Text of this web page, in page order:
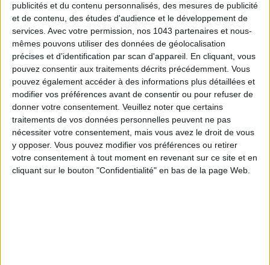
publicités et du contenu personnalisés, des mesures de publicité
et de contenu, des études d'audience et le développement de
services. Avec votre permission, nos 1043 partenaires et nous-
mêmes pouvons utiliser des données de géolocalisation
précises et d’identification par scan d'appareil. En cliquant, vous
pouvez consentir aux traitements décrits précédemment. Vous
pouvez également accéder à des informations plus détaillées et
modifier vos préférences avant de consentir ou pour refuser de
donner votre consentement. Veuillez noter que certains
traitements de vos données personnelles peuvent ne pas
nécessiter votre consentement, mais vous avez le droit de vous
y opposer. Vous pouvez modifier vos préférences ou retirer
votre consentement à tout moment en revenant sur ce site et en
cliquant sur le bouton "Confidentialité" en bas de la page Web.
SPF 50 SUNSCREENS YOU'LL ACTUALLY WANT TO SLATHER ON